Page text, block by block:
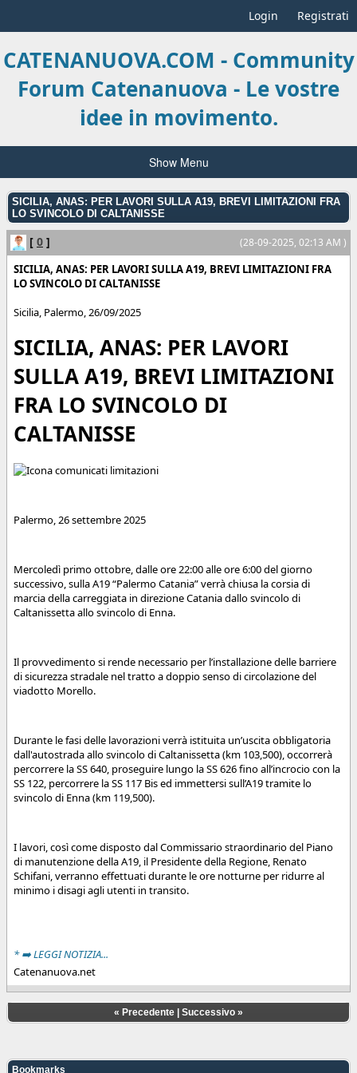
Login Registrati
CATENANUOVA.COM - Community
Forum Catenanuova - Le vostre
idee in movimento.
Show Menu
SICILIA, ANAS: PER LAVORI SULLA A19, BREVI LIMITAZIONI FRA
LO SVINCOLO DI CALTANISSE
(28-09-2025, 02:13 AM )
[ 0 ]
SICILIA, ANAS: PER LAVORI SULLA A19, BREVI LIMITAZIONI FRA
LO SVINCOLO DI CALTANISSE
Sicilia, Palermo,26/09/2025
SICILIA, ANAS: PER LAVORI
SULLA A19, BREVI LIMITAZIONI
FRA LO SVINCOLO DI
CALTANISSE
Palermo, 26 settembre 2025
Mercoledì primo ottobre, dalle ore 22:00 alle ore 6:00 del giorno
successivo, sulla A19 “Palermo Catania” verrà chiusa la corsia di
marcia della carreggiata in direzione Catania dallo svincolo di
Caltanissetta allo svincolo di Enna.
Il provvedimento si rende necessario per l’installazione delle barriere
di sicurezza stradale nel tratto a doppio senso di circolazione del
viadotto Morello.
Durante le fasi delle lavorazioni verrà istituita un’uscita obbligatoria
dall'autostrada allo svincolo di Caltanissetta (km 103,500), occorrerà
percorrere la SS 640, proseguire lungo la SS 626 fino all’incrocio con la
SS 122, percorrere la SS 117 Bis ed immettersi sull’A19 tramite lo
svincolo di Enna (km 119,500).
I lavori, così come disposto dal Commissario straordinario del Piano
di manutenzione della A19, il Presidente della Regione, Renato
Schifani, verranno effettuati durante le ore notturne per ridurre al
minimo i disagi agli utenti in transito.
* ➡️ LEGGI NOTIZIA...
Catenanuova.net
« Precedente Successivo »
Bookmarks